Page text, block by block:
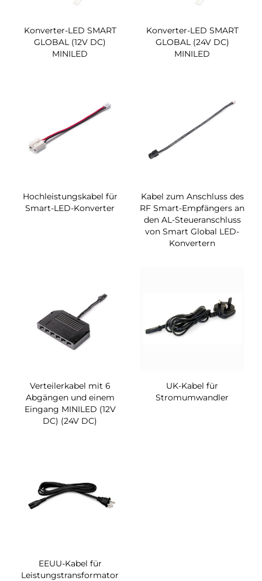
Konverter-LED SMART
GLOBAL (12V DC)
MINILED
Konverter-LED SMART
GLOBAL (24V DC)
MINILED
Hochleistungskabel für
Smart-LED-Konverter
Kabel zum Anschluss des
RF Smart-Empfängers an
den AL-Steueranschluss
von Smart Global LED-
Konvertern
Verteilerkabel mit 6
Abgängen und einem
Eingang MINILED (12V
DC) (24V DC)
UK-Kabel für
Stromumwandler
EEUU-Kabel für
Leistungstransformator